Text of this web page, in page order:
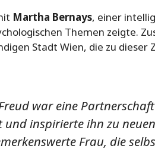
Martha Bernays, einer
Themen zeigte.
Stadt Wien, die zu dieser
war eine
inspirierte ihn zu
Frau, die